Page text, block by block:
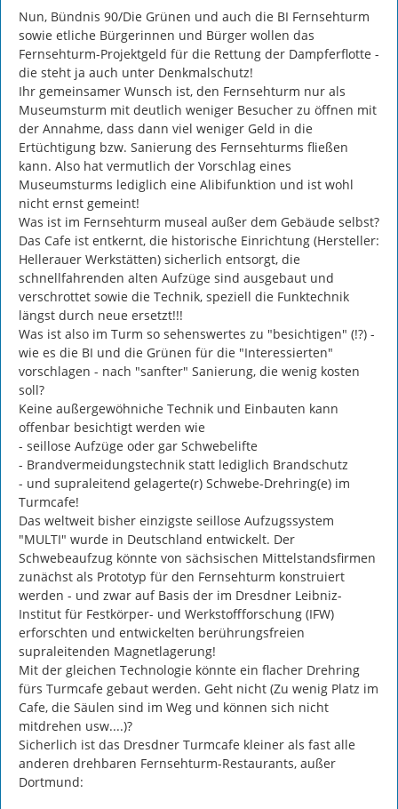
Nun, Bündnis 90/Die Grünen und auch die BI Fernsehturm
sowie etliche Bürgerinnen und Bürger wollen das
Fernsehturm-Projektgeld für die Rettung der Dampferflotte -
die steht ja auch unter Denkmalschutz!
Ihr gemeinsamer Wunsch ist, den Fernsehturm nur als
Museumsturm mit deutlich weniger Besucher zu öffnen mit
der Annahme, dass dann viel weniger Geld in die
Ertüchtigung bzw. Sanierung des Fernsehturms fließen
kann. Also hat vermutlich der Vorschlag eines
Museumsturms lediglich eine Alibifunktion und ist wohl
nicht ernst gemeint!
Was ist im Fernsehturm museal außer dem Gebäude selbst?
Das Cafe ist entkernt, die historische Einrichtung (Hersteller:
Hellerauer Werkstätten) sicherlich entsorgt, die
schnellfahrenden alten Aufzüge sind ausgebaut und
verschrottet sowie die Technik, speziell die Funktechnik
längst durch neue ersetzt!!!
Was ist also im Turm so sehenswertes zu "besichtigen" (!?) -
wie es die BI und die Grünen für die "Interessierten"
vorschlagen - nach "sanfter" Sanierung, die wenig kosten
soll?
Keine außergewöhniche Technik und Einbauten kann
offenbar besichtigt werden wie
- seillose Aufzüge oder gar Schwebelifte
- Brandvermeidungstechnik statt lediglich Brandschutz
- und supraleitend gelagerte(r) Schwebe-Drehring(e) im
Turmcafe!
Das weltweit bisher einzigste seillose Aufzugssystem
"MULTI" wurde in Deutschland entwickelt. Der
Schwebeaufzug könnte von sächsischen Mittelstandsfirmen
zunächst als Prototyp für den Fernsehturm konstruiert
werden - und zwar auf Basis der im Dresdner Leibniz-
Institut für Festkörper- und Werkstoffforschung (IFW)
erforschten und entwickelten berührungsfreien
supraleitenden Magnetlagerung!
Mit der gleichen Technologie könnte ein flacher Drehring
fürs Turmcafe gebaut werden. Geht nicht (Zu wenig Platz im
Cafe, die Säulen sind im Weg und können sich nicht
mitdrehen usw....)?
Sicherlich ist das Dresdner Turmcafe kleiner als fast alle
anderen drehbaren Fernsehturm-Restaurants, außer
Dortmund: